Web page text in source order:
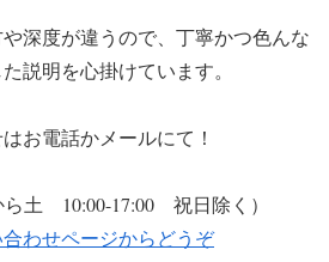
深度が違うので、丁寧かつ色んな
説明を心掛けています。
お電話かメールにて！
ら土 10:00-17:00 祝日除く）
わせページからどうぞ